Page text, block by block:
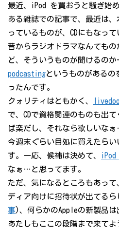
最近、iPod を買おうと騒ぎ始
ある雑誌での記事で、最近は
っているものが、CDにもなっ
昔からラジオドラマなんても
ど、そういうものが聞けるのか
podcastingというものがある
ったんです。
クォリティはともかく、
で、CDで資格関連のものも出
ば楽だし、それなら欲しいな
今週末ぐらい目処に買えたら
す。一応、候補は決めて、
なぁ…と思ってます。
ただ、気になるところもあっ
ディア向けに招待状が出てるら
事)、何らかのAppleの新製品は
あたしもここの段階まで来て